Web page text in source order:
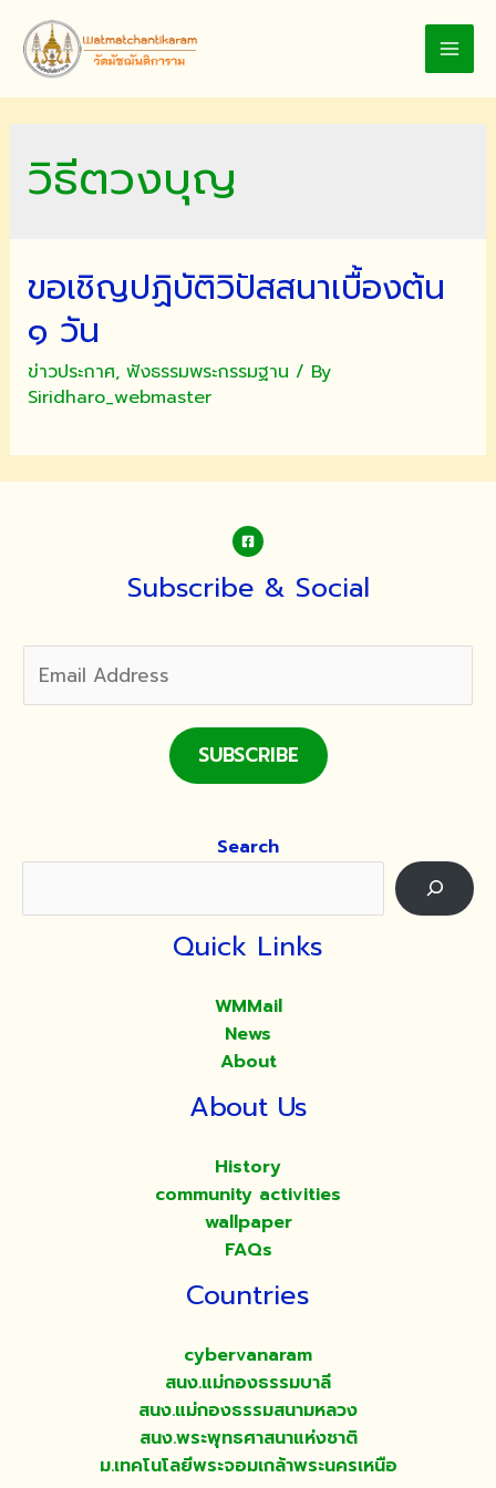
content
วิธีตวงบุญ
ขอเชิญปฏิบัติวิปัสสนาเบื้องต้น
๑ วัน
ข่าวประกาศ, ฟังธรรมพระกรรมฐาน / By
Siridharo_webmaster
Subscribe & Social
SUBSCRIBE
Search
Quick Links
WMMail
News
About
About Us
History
community activities
wallpaper
FAQs
Countries
cybervanaram
สนง.แม่กองธรรมบาลี
สนง.แม่กองธรรมสนามหลวง
สนง.พระพุทธศาสนาแห่งชาติ
ม.เทคโนโลยีพระจอมเกล้าพระนครเหนือ